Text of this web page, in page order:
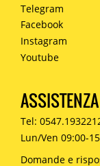
Telegram
Facebook
Instagram
Youtube
Tel:
Lun/Ven 09:00-
Domande e